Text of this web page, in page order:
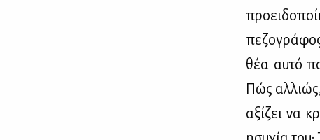
θέα αυ­τό
Πώς
αξί­ζει να